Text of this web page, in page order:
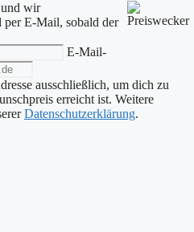
und wir
per E-Mail, sobald der
E-Mail-
ausschließlich, um dich zu
erreicht ist. Weitere
Datenschutzerklärung.